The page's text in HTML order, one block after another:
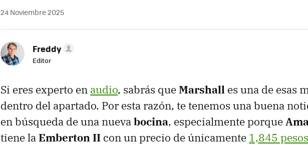
24 Noviembre 2025
Freddy
Editor
Si eres experto en audio, sabrás queMarshall es una de esas
dentro del apartado. Por esta razón, te tenemos una buena
en búsqueda de una nuevabocina, especialmente porque
tiene laEmberton II con un precio de únicamente 1,845 pesos